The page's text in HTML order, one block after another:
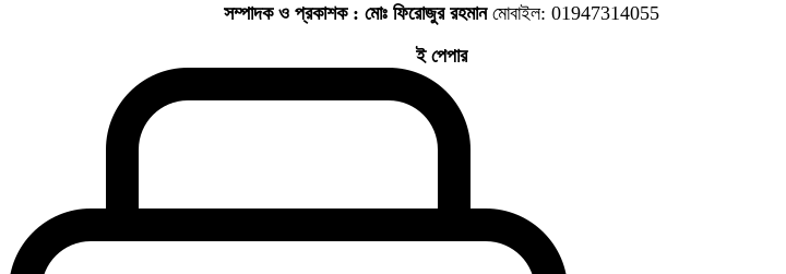
সম্পাদক ও প্রকাশক : মোঃ ফিরোজুর রহমানমোবাইল: 01947314055
ই পেপার